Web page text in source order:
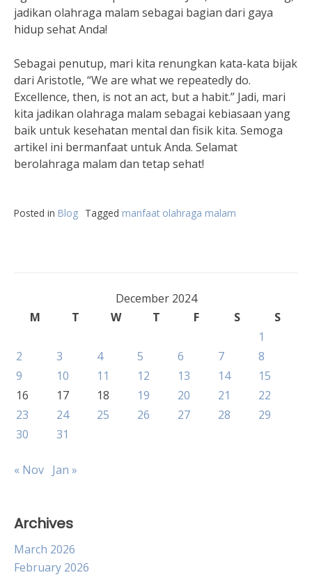
jadikan olahraga malam sebagai bagian dari gaya
hidup sehat Anda!
Sebagai penutup, mari kita renungkan kata-kata bijak
dari Aristotle, “We are what we repeatedly do.
Excellence, then, is not an act, but a habit.” Jadi, mari
kita jadikan olahraga malam sebagai kebiasaan yang
baik untuk kesehatan mental dan fisik kita. Semoga
artikel ini bermanfaat untuk Anda. Selamat
berolahraga malam dan tetap sehat!
Posted in Blog Tagged manfaat olahraga malam
December 2024
M
T W T F S
S
1
2
3 4 5 6 7
8
9
10 11 12 13 14
15
16
17 18 19 20 21
22
23
24 25 26 27 28
29
30
31
« Nov Jan »
Archives
March 2026
February 2026